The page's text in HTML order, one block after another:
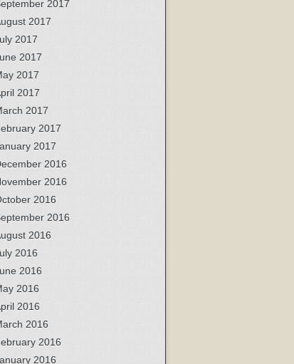
2017
2017
2017
2017
2017
2017
2017
2017
2017
2016
2016
2016
2016
2016
2016
2016
2016
2016
2016
2016
2016